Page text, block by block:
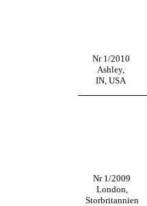
Nr 1/2010
Ashley,
IN, USA
Nr 1/2009
London,
Storbritannien